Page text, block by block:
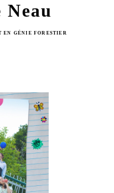
EN GÉNIE FORESTIER